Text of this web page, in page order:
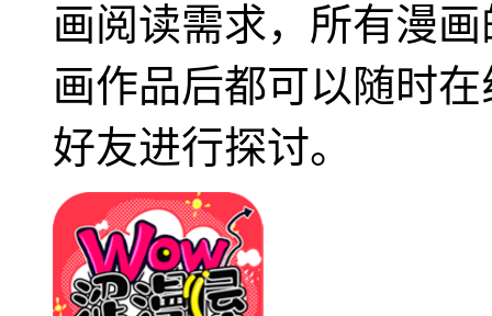
画阅读需求，所有漫
画作品后都可以随时
好友进行探讨。